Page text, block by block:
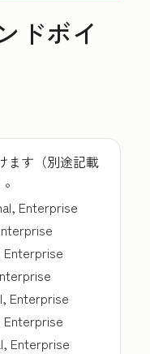
ドボイ
ます（別途記載
Enterprise
Enterprise
Enterprise